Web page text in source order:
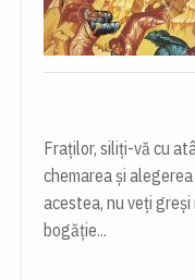
Fraților, siliți-vă cu
chemarea și
acestea, nu veți greși
bogăție...